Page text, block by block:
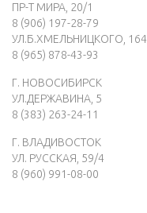
ПР-Т МИРА, 20/1
8 (906) 197-28-79
УЛ.Б.ХМЕЛЬНИЦКОГО, 164
8 (965) 878-43-93
Г. НОВОСИБИРСК
УЛ.ДЕРЖАВИНА, 5
8 (383) 263-24-11
Г. ВЛАДИВОСТОК
УЛ. РУССКАЯ, 59/4
8 (960) 991-08-00